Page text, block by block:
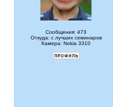
Сообщения: 473
Откуда: с лучших семинаров
Камера: Nokia 3310